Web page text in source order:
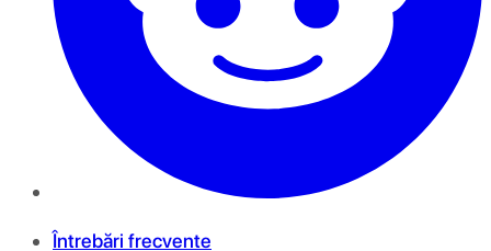
Întrebări frecvente